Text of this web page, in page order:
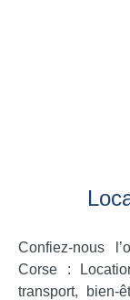
Confiez-nous
Corse :
transport, bien-